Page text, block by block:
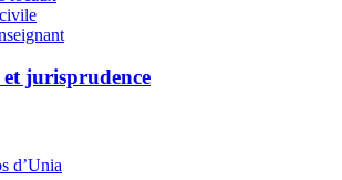
jurisprudence
d’Unia